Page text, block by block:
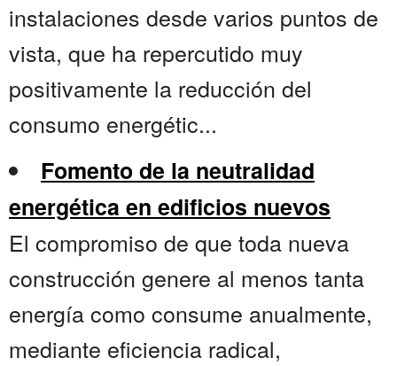
instalaciones desde varios puntos de
vista, que ha repercutido muy
positivamente la reducción del
consumo energétic...
Fomento de la neutralidad
energética en edificios nuevos
El compromiso de que toda nueva
construcción genere al menos tanta
energía como consume anualmente,
mediante eficiencia radical,